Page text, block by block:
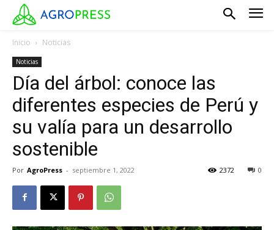
Inicio Noticias
Noticias
Día del árbol: conoce las
diferentes especies de Perú y
su valía para un desarrollo
sostenible
Por AgroPress - septiembre 1, 2022 0
2372